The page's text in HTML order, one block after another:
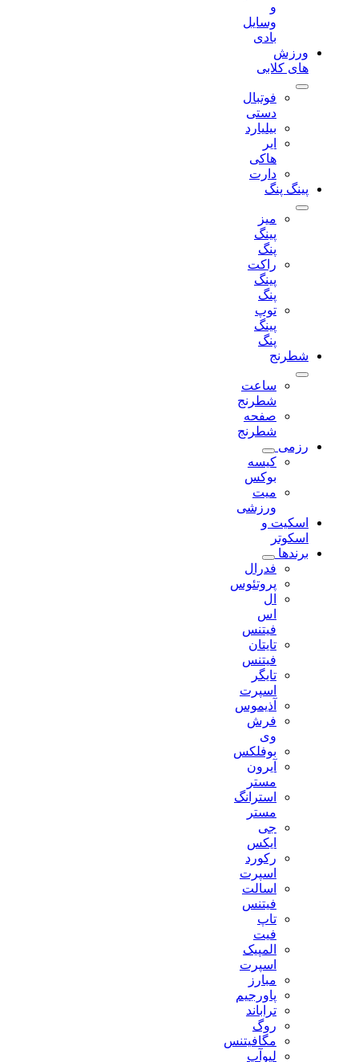
وسایل
ورزش
های کلابی
فوتبال
دستی
بیلیارد
دارت
پینگ پنگ
میز
راکت
توپ
شطرنج
ساعت
شطرنج
صفحه
شطرنج
رزمی
کیسه
بوکس
میت
ورزشی
اسکیت و
اسکوتر
برندها
فدرال
پروتئوس
فیتنس
تایتان
فیتنس
تایگر
اسپرت
آذیموس
فرش
بوفلکس
آیرون
استرانگ
جی
رکورد
اسپرت
اسالت
فیتنس
تاپ
المپیک
اسپرت
مبارز
پاورجیم
تراباند
روگ
مگافیتنس
لیوآپ